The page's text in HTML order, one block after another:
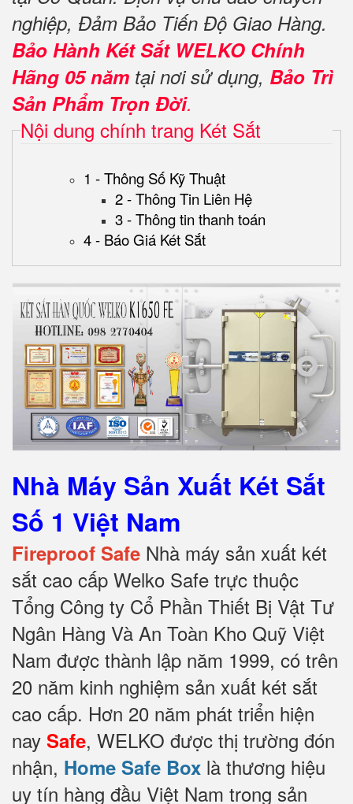
nghiệp, Đảm Bảo Tiến Độ Giao Hàng.
Bảo Hành Két Sắt WELKO Chính
Hãng 05 năm tại nơi sử dụng, Bảo Trì
Sản Phẩm Trọn Đời.
Nội dung chính trang Két Sắt
1 - Thông Số Kỹ Thuật
2 - Thông Tin Liên Hệ
3 - Thông tin thanh toán
4 - Báo Giá Két Sắt
Nhà Máy Sản Xuất Két Sắt
Số 1 Việt Nam
Fireproof Safe Nhà máy sản xuất két
sắt cao cấp Welko Safe trực thuộc
Tổng Công ty Cổ Phần Thiết Bị Vật Tư
Ngân Hàng Và An Toàn Kho Quỹ Việt
Nam được thành lập năm 1999, có trên
20 năm kinh nghiệm sản xuất két sắt
cao cấp. Hơn 20 năm phát triển hiện
nay Safe, WELKO được thị trường đón
nhận, Home Safe Box là thương hiệu
uy tín hàng đầu Việt Nam trong sản